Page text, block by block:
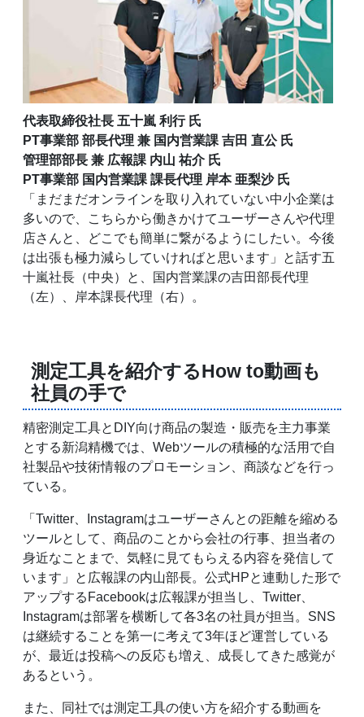
代表取締役社長 五十嵐 利行 氏
PT事業部 部長代理 兼 国内営業課 吉田 直公 氏
管理部部長 兼 広報課 内山 祐介 氏
PT事業部 国内営業課 課長代理 岸本 亜梨沙 氏
「まだまだオンラインを取り入れていない中小企業は
多いので、こちらから働きかけてユーザーさんや代理
店さんと、どこでも簡単に繋がるようにしたい。今後
は出張も極力減らしていければと思います」と話す五
十嵐社長（中央）と、国内営業課の吉田部長代理
（左）、岸本課長代理（右）。
測定工具を紹介するHow to動画も
社員の手で
精密測定工具とDIY向け商品の製造・販売を主力事業
とする新潟精機では、Webツールの積極的な活用で自
社製品や技術情報のプロモーション、商談などを行っ
ている。
「Twitter、Instagramはユーザーさんとの距離を縮める
ツールとして、商品のことから会社の行事、担当者の
身近なことまで、気軽に見てもらえる内容を発信して
います」と広報課の内山部長。公式HPと連動した形で
アップするFacebookは広報課が担当し、Twitter、
Instagramは部署を横断して各3名の社員が担当。SNS
は継続することを第一に考えて3年ほど運営している
が、最近は投稿への反応も増え、成長してきた感覚が
あるという。
また、同社では測定工具の使い方を紹介する動画を